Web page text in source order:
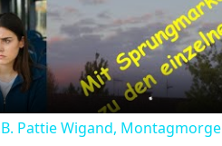
Video
Pattie Wigand,